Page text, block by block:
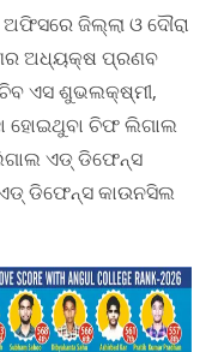
ଜିଲ୍ଲା ଓ ଦୌରା
ଅଧ୍ୟକ୍ଷ ପ୍ରଣବ
ଏସ ଶୁଭଲକ୍ଷ୍ମୀ,
ହୋଇଥୁବା ଚିଫ ଲିଗାଲ
ଏଡ୍ ଡିଫେନ୍ସ
ଡିଫେନ୍ସ କାଉନସିଲ